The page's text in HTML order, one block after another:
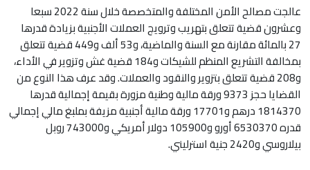
عالجت مصالح الأمن المختلفة والمتخصصة خلال سنة 2022 سبعا
وعشرون قضية تتعلق بتهريب وترويج العملات الأجنبية بزيادة قدرها
27 بالمائة مقارنة مع السنة والماضية، و53 ألف و449 قضية تتعلق
بمخالفة التشريع المنظم للشيكات و184 قضية غش وتزوير في الأداء،
و208 قضية تتعلق بتزوير والنقود والعملات. وقد عرف هذا النوع من
القضايا حجز 9373 ورقة مالية وطنية مزورة بقيمة إجمالية قدرها
1814370 درهم و17701 ورقة مالية أجنبية مزيفة بملبغ مالي إجمالي
قدره 6530370 أورو و105900 دولار أمريكي و743000 روبل
بيلاروسي و2420 جنية استرليني.